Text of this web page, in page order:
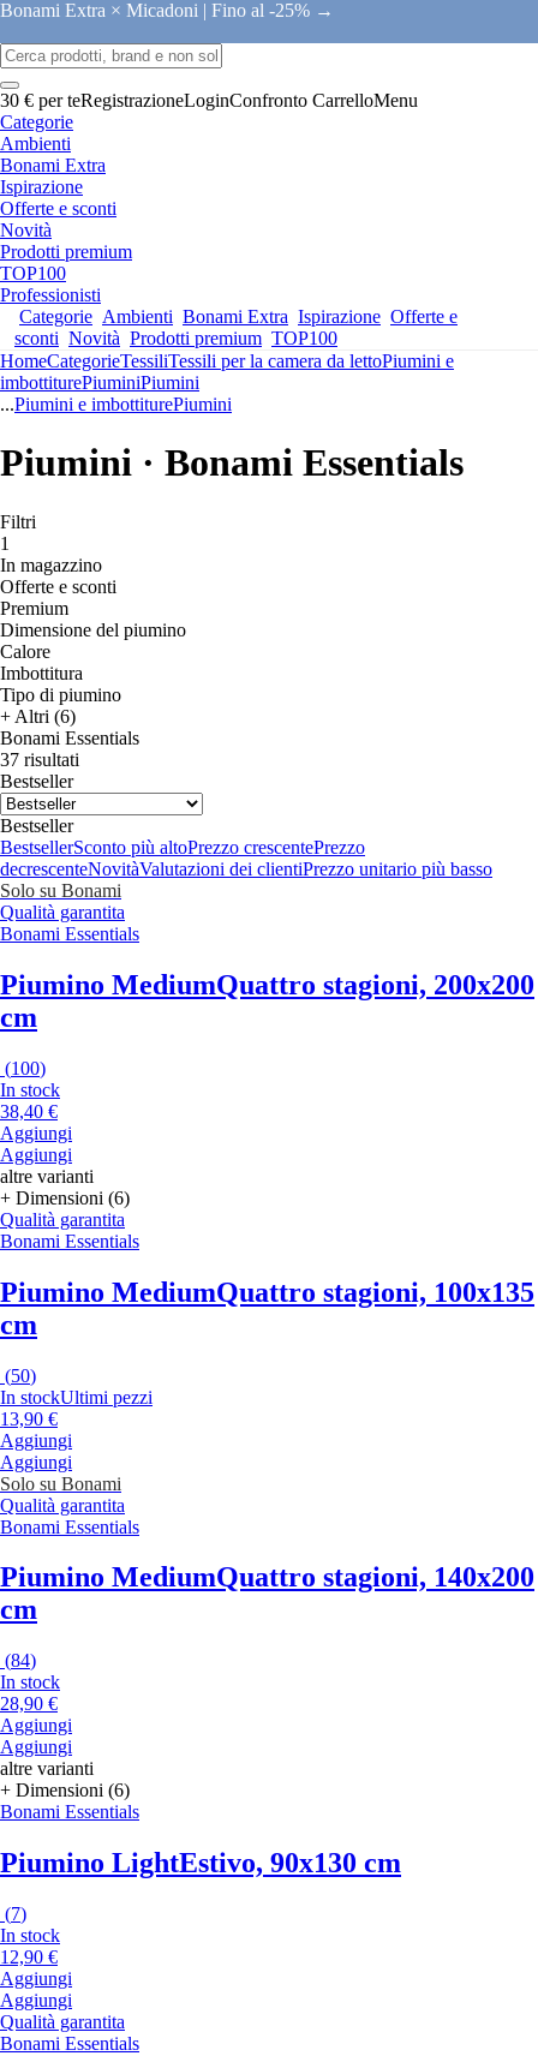
Bonami Extra × Micadoni | Fino al -25% →
30 € per teRegistrazioneLoginConfronto CarrelloMenu
Categorie
Ambienti
Bonami Extra
Ispirazione
Offerte e sconti
Novità
Prodotti premium
TOP100
Professionisti
Categorie Ambienti Bonami Extra Ispirazione Offerte e
sconti Novità Prodotti premium TOP100
HomeCategorieTessiliTessili per la camera da lettoPiumini e
imbottiturePiuminiPiumini
...Piumini e imbottiturePiumini
Piumini · Bonami Essentials
Filtri
1
In magazzino
Offerte e sconti
Premium
Dimensione del piumino
Calore
Imbottitura
Tipo di piumino
+ Altri (6)
Bonami Essentials
37 risultati
Bestseller
Bestseller
BestsellerSconto più altoPrezzo crescentePrezzo
decrescenteNovitàValutazioni dei clientiPrezzo unitario più basso
Solo su Bonami
Qualità garantita
Bonami Essentials
Piumino MediumQuattro stagioni, 200x200
cm
(100)
In stock
38,40 €
Aggiungi
Aggiungi
altre varianti
+ Dimensioni (6)
Qualità garantita
Bonami Essentials
Piumino MediumQuattro stagioni, 100x135
cm
(50)
In stockUltimi pezzi
13,90 €
Aggiungi
Aggiungi
Solo su Bonami
Qualità garantita
Bonami Essentials
Piumino MediumQuattro stagioni, 140x200
cm
(84)
In stock
28,90 €
Aggiungi
Aggiungi
altre varianti
+ Dimensioni (6)
Bonami Essentials
Piumino LightEstivo, 90x130 cm
(7)
In stock
12,90 €
Aggiungi
Aggiungi
Qualità garantita
Bonami Essentials